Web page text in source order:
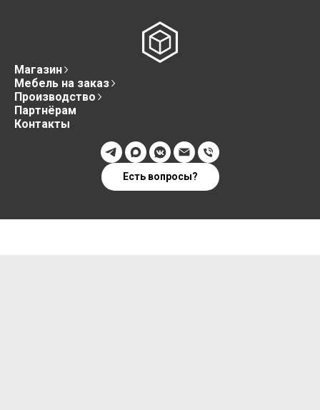
Магазин
Мебель на заказ
Производство
Партнёрам
Контакты
Есть вопросы?